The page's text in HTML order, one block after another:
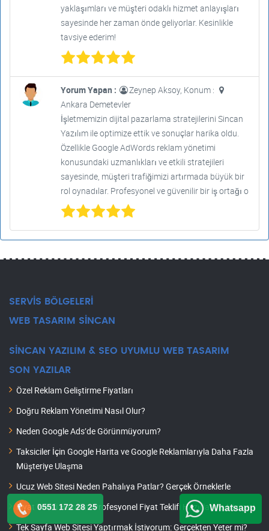
yaklaşımları ve müşteri odaklı hizmet anlayışları
sayesinde her zaman önde geliyorlar. Kesinlikle
tavsiye ederim!
Yorum Yapan :
Zeynep Aksoy, Konum :
Ankara Demetevler
İşletmemizin dijital pazarlama stratejilerini Sincan
Yazılım ile optimize ettik ve sonuçlar harika oldu.
Özellikle Google AdWords reklam yönetimi
konusundaki uzmanlıkları ve etkili stratejileri
sayesinde, müşteri trafiğimizi artırmada büyük bir
rol oynadılar. Profesyonel ve güvenilir bir iş ortağı o
SERVİS BÖLGELERİ
WEB TASARIM SİNCAN
SİNCAN YAZILIM & SEO UYUMLU WEB TASARIM
SON YAZILAR
Özel Reklam Geliştirme Fiyatları
Doğru Reklam Yönetimi Nasıl Olur?
Neden Google Ads’de Görünmüyorum?
Taksiciler İçin Google Harita ve Google Reklamlarıyla Daha Fazla
Müşteriye Ulaşma
Ucuz Web Sitesi Neden Pahalıya Patlar? Gerçek Örneklerle
Fiyat Teklifi Hazırlat: Profesyonel Fiyat Teklifi Hazırlatma Hizmeti
Tek Sayfa Web Sitesi Yaptırmak İstiyorum: Gerçekten Yeter mi?
0551 172 28 25 Whatsapp